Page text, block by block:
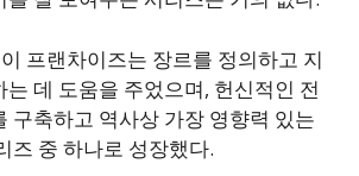
프랜차이즈는 장르를 정의하고 지
데 도움을 주었으며, 헌신적인 전
구축하고 역사상 가장 영향력 있는
즈 중 하나로 성장했다.